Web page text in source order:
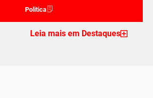
Politica
Leia mais em Destaques